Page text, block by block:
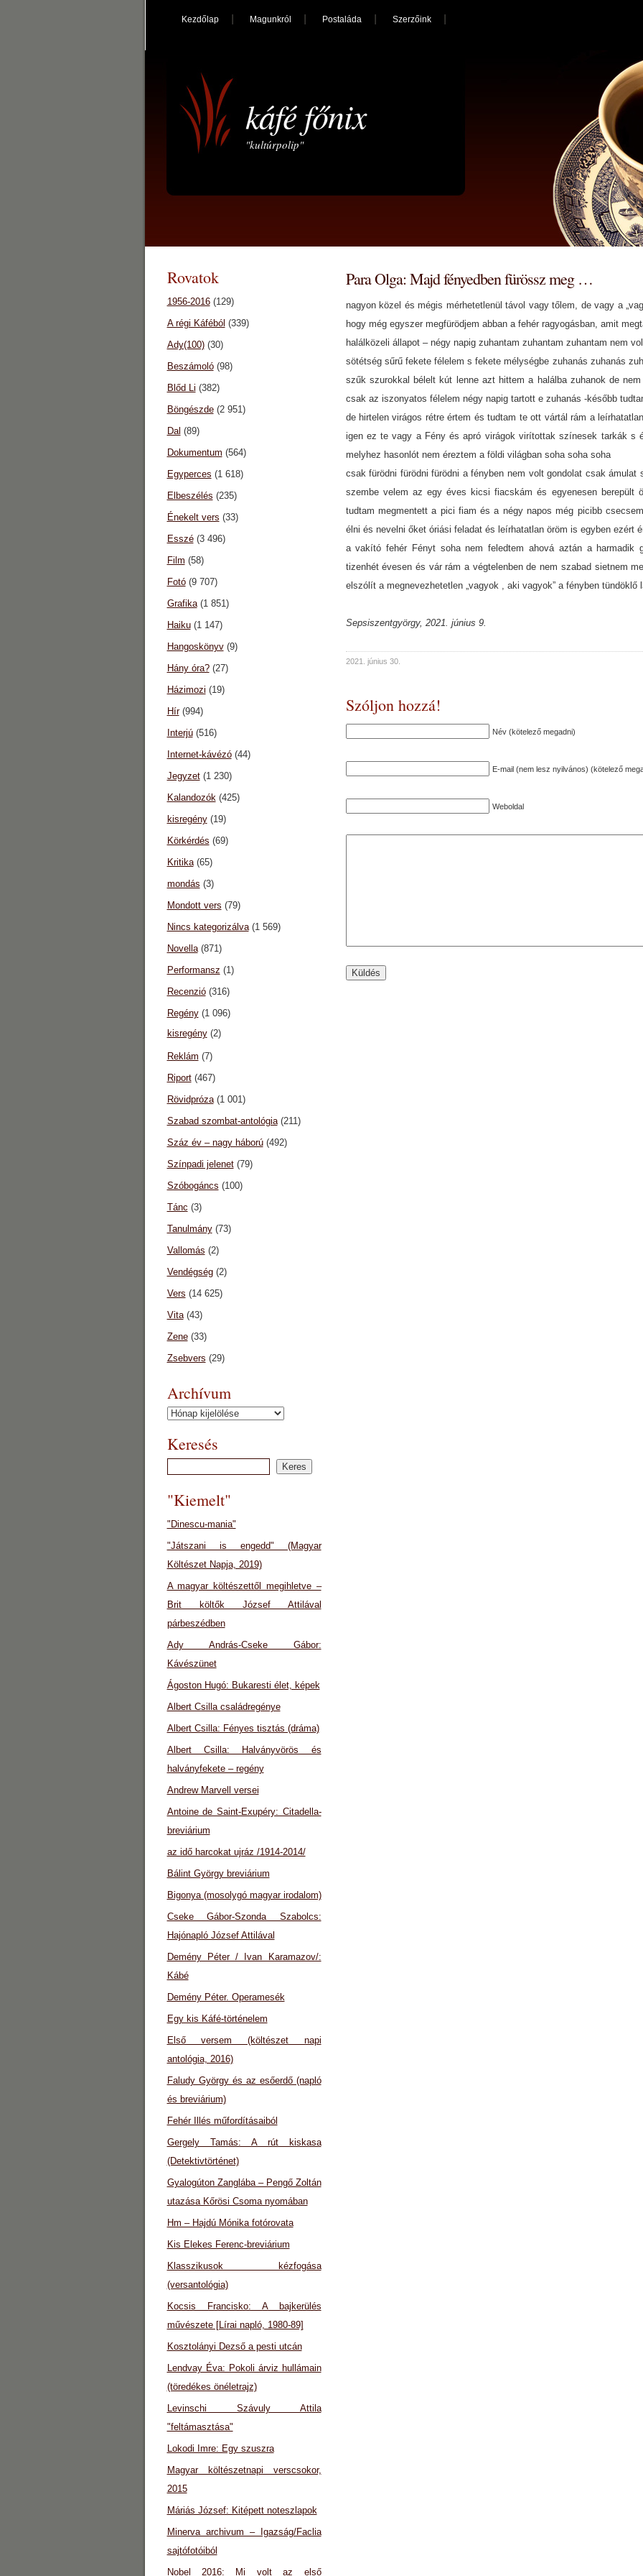
Kezdőlap Magunkról Postaláda Szerzőink
káfé főnix
"kultúrpolip"
Para Olga: Majd fényedben fürössz meg …
nagyon közel és mégis mérhetetlenül távol vagy tőlem, de vagy a
hogy még egyszer megfürödjem abban a fehér ragyogásban, amit
halálközeli állapot – négy napig zuhantam zuhantam zuhantam nem
sötétség sűrű fekete félelem s fekete mélységbe zuhanás zuhanás
szűk szurokkal bélelt kút lenne azt hittem a halálba zuhanok de
csak az iszonyatos félelem négy napig tartott e zuhanás -később
de hirtelen virágos rétre értem és tudtam te ott vártál rám a
igen ez te vagy a Fény és apró virágok virítottak színesek tarkák s
melyhez hasonlót nem éreztem a földi világban soha soha soha
csak fürödni fürödni fürödni a fényben nem volt gondolat csak
szembe velem az egy éves kicsi fiacskám és egyenesen berepült
tudtam megmentett a pici fiam és a négy napos még picibb
élni és nevelni őket óriási feladat és leírhatatlan öröm is egyben ezért
a vakító fehér Fényt soha nem feledtem ahová aztán a harmadik
tizenhét évesen és vár rám a végtelenben de nem szabad sietnem
elszólít a megnevezhetetlen „vagyok , aki vagyok” a fényben tündöklő
Sepsiszentgyörgy, 2021. június 9.
2021. június 30.
Szóljon hozzá!
Név (kötelező megadni)
E-mail (nem lesz nyilvános) (kötelező
Weboldal
Rovatok
1956-2016(129)
A régi Káféból (339)
Ady(100)(30)
Beszámoló(98)
Blőd Li (382)
Böngészde(2 951)
Dal (89)
Dokumentum (564)
Egyperces (1 618)
Elbeszélés (235)
Énekelt vers (33)
Esszé(3 496)
Film (58)
Fotó(9 707)
Grafika(1 851)
Haiku(1 147)
Hangoskönyv(9)
Hány óra?(27)
Házimozi (19)
Hír(994)
Interjú(516)
Internet-kávézó(44)
Jegyzet(1 230)
Kalandozók(425)
kisregény(19)
Körkérdés (69)
Kritika(65)
mondás (3)
Mondott vers (79)
Nincs kategorizálva(1 569)
Novella(871)
Performansz (1)
Recenzió(316)
Regény(1 096)
kisregény(2)
Reklám (7)
Riport(467)
Rövidpróza(1 001)
Szabad szombat-antológia(211)
Száz év – nagy háború(492)
Színpadi jelenet(79)
Szóbogáncs (100)
Tánc (3)
Tanulmány(73)
Vallomás (2)
Vendégség(2)
Vers (14 625)
Vita(43)
Zene(33)
Zsebvers (29)
Archívum
Archívum
Keresés
"Kiemelt"
"Dinescu-mania"
"Játszani is engedd" (Magyar
Költészet Napja, 2019)
A magyar költészettől megihletve –
Brit költők József Attilával
párbeszédben
Ady András-Cseke Gábor:
Kávészünet
Ágoston Hugó: Bukaresti élet, képek
Albert Csilla családregénye
Albert Csilla: Fényes tisztás (dráma)
Albert Csilla: Halványvörös és
halványfekete – regény
Andrew Marvell versei
Antoine de Saint-Exupéry: Citadella-
breviárium
az idő harcokat ujráz /1914-2014/
Bálint György breviárium
Bigonya (mosolygó magyar irodalom)
Cseke Gábor-Szonda Szabolcs:
Hajónapló József Attilával
Demény Péter / Ivan Karamazov/:
Kábé
Demény Péter. Operamesék
Egy kis Káfé-történelem
Első versem (költészet napi
antológia, 2016)
Faludy György és az esőerdő (napló
és breviárium)
Fehér Illés műfordításaiból
Gergely Tamás: A rút kiskasa
(Detektivtörténet)
Gyalogúton Zanglába – Pengő Zoltán
utazása Kőrösi Csoma nyomában
Hm – Hajdú Mónika fotórovata
Kis Elekes Ferenc-breviárium
Klasszikusok kézfogása
(versantológia)
Kocsis Francisko: A bajkerülés
művészete [Lírai napló, 1980-89]
Kosztolányi Dezső a pesti utcán
Lendvay Éva: Pokoli árviz hullámain
(töredékes önéletrajz)
Levinschi Szávuly Attila
"feltámasztása"
Lokodi Imre: Egy szuszra
Magyar költészetnapi verscsokor,
2015
Máriás József: Kitépett noteszlapok
Minerva archivum – Igazság/Faclia
sajtófotóiból
Nobel 2016: Mi volt az első